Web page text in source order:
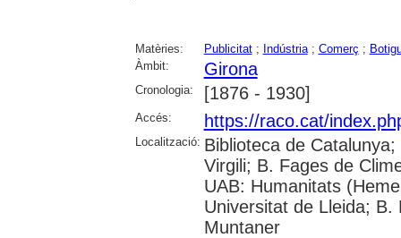
Matèries: Publicitat; Indústria; Comerç ;
Àmbit:
Girona
Cronologia: [1876 - 1930]
Accés: https://raco.cat/
Localització: Biblioteca de
Virgili; B. Fages de
UAB: Humanitats
Universitat de Lleida;
Muntaner